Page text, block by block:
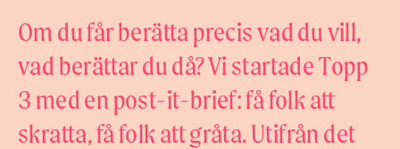
Om du får berätta precis vad du vill,
vad berättar du då? Vi startade Topp
3 med en post-it-brief: få folk att
skratta, få folk att gråta. Utifrån det